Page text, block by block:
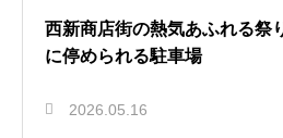
西新商店街の熱気あふれる祭
に停められる駐車場
2026.05.16